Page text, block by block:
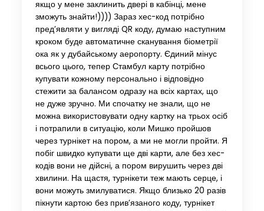
якщо у мене заклинить двері в кабінці, мене
зможуть знайти!)))) Зараз хес-код потрібно
пред’являти у вигляді QR коду, думаю наступним
кроком буде автоматичне сканування біометрії
ока як у дубайському аеропорту. Єдиний мінус
всього цього, тепер Стамбул карту потрібно
купувати кожному персонально і відповідно
стежити за балансом одразу на всіх картах, що
не дуже зручно. Ми спочатку не знали, що не
можна використовувати одну картку на трьох осіб
і потрапили в ситуацію, коли Мишко пройшов
через турнікет на пором, а ми не могли пройти. Я
побіг швидко купувати ще дві карти, але без хес-
кодів вони не дійсні, а пором вирушить через дві
хвилини. На щастя, турнікети теж мають серце, і
вони можуть змилуватися. Якщо близько 20 разів
пікнути картою без прив’язаного коду, турнікет